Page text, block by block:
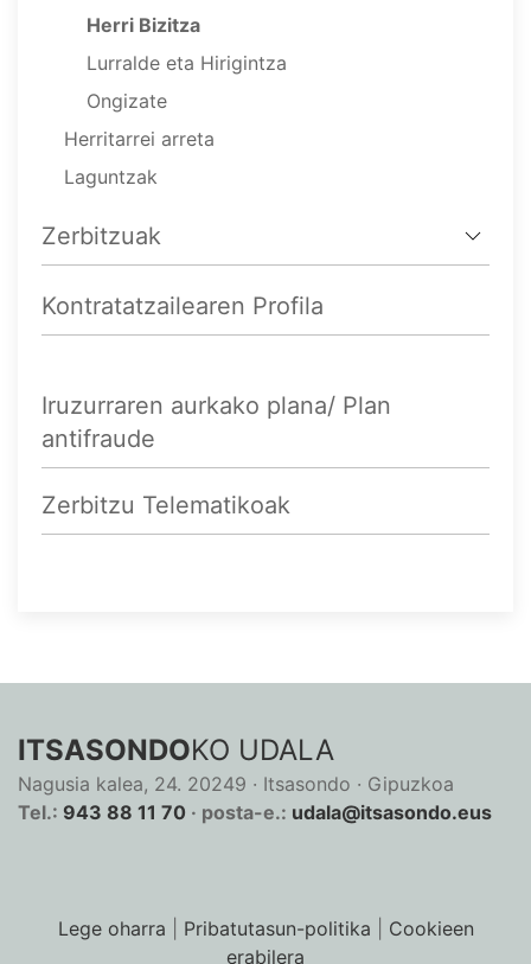
Herri Bizitza
Lurralde eta Hirigintza
Ongizate
Herritarrei arreta
Laguntzak
Zerbitzuak
Kontratatzailearen Profila
Iruzurraren aurkako plana/ Plan
antifraude
Zerbitzu Telematikoak
ITSASONDOKO UDALA
Nagusia kalea, 24. 20249 · Itsasondo · Gipuzkoa
Tel.: 943 88 11 70 · posta-e.: udala@itsasondo.eus
Lege oharra Pribatutasun-politika
Cookieen
erabilera